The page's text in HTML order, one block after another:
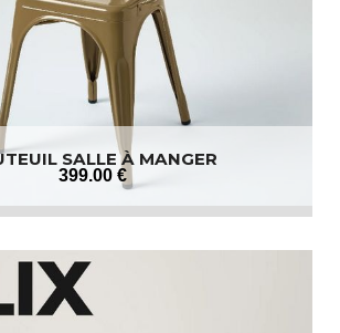
SALLE À MANGER
399.00 €